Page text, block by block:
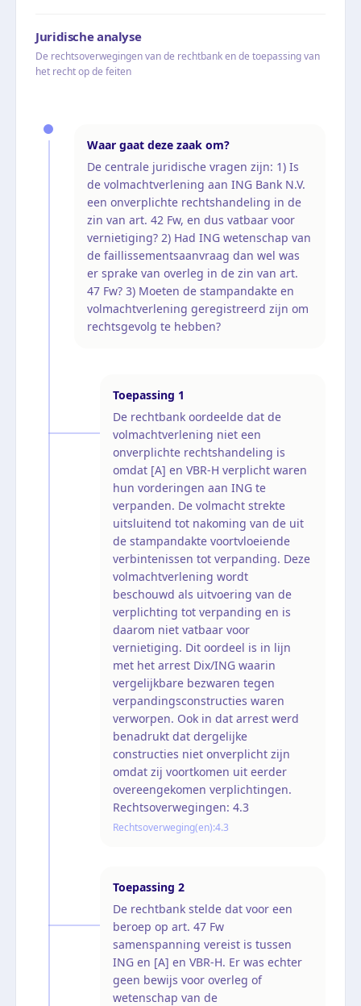
Juridische analyse
De rechtsoverwegingen van de rechtbank en de toepassing van
het recht op de feiten
Waar gaat deze zaak om?
De centrale juridische vragen zijn: 1) Is
de volmachtverlening aan ING Bank N.V.
een onverplichte rechtshandeling in de
zin van art. 42 Fw, en dus vatbaar voor
vernietiging? 2) Had ING wetenschap van
de faillissementsaanvraag dan wel was
er sprake van overleg in de zin van art.
47 Fw? 3) Moeten de stampandakte en
volmachtverlening geregistreerd zijn om
rechtsgevolg te hebben?
Toepassing 1
De rechtbank oordeelde dat de
volmachtverlening niet een
onverplichte rechtshandeling is
omdat [A] en VBR-H verplicht waren
hun vorderingen aan ING te
verpanden. De volmacht strekte
uitsluitend tot nakoming van de uit
de stampandakte voortvloeiende
verbintenissen tot verpanding. Deze
volmachtverlening wordt
beschouwd als uitvoering van de
verplichting tot verpanding en is
daarom niet vatbaar voor
vernietiging. Dit oordeel is in lijn
met het arrest Dix/ING waarin
vergelijkbare bezwaren tegen
verpandingsconstructies waren
verworpen. Ook in dat arrest werd
benadrukt dat dergelijke
constructies niet onverplicht zijn
omdat zij voortkomen uit eerder
overeengekomen verplichtingen.
Rechtsoverwegingen: 4.3
Rechtsoverweging(en):4.3
Toepassing 2
De rechtbank stelde dat voor een
beroep op art. 47 Fw
samenspanning vereist is tussen
ING en [A] en VBR-H. Er was echter
geen bewijs voor overleg of
wetenschap van de